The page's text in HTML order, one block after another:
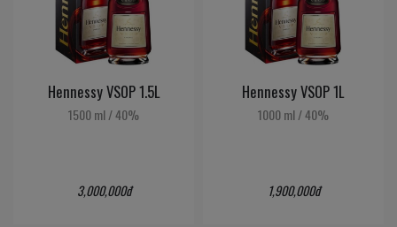
Hennessy VSOP 1.5L
1500 ml/40%
3,000,000đ
Hennessy VSOP 1L
1000 ml/40%
1,900,000đ